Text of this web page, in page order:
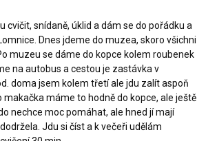
snídaně, úklid a dám se do pořádku a
Dnes jdeme do muzea, skoro všichni
muzeu se dáme do kopce kolem roubenek
na autobus a cestou je zastávka v
doma jsem kolem třetí ale jdu zalít aspoň
máme to hodně do kopce, ale ještě
nechce moc pomáhat, ale hned jí mají
Jdu si číst a k večeři udělám